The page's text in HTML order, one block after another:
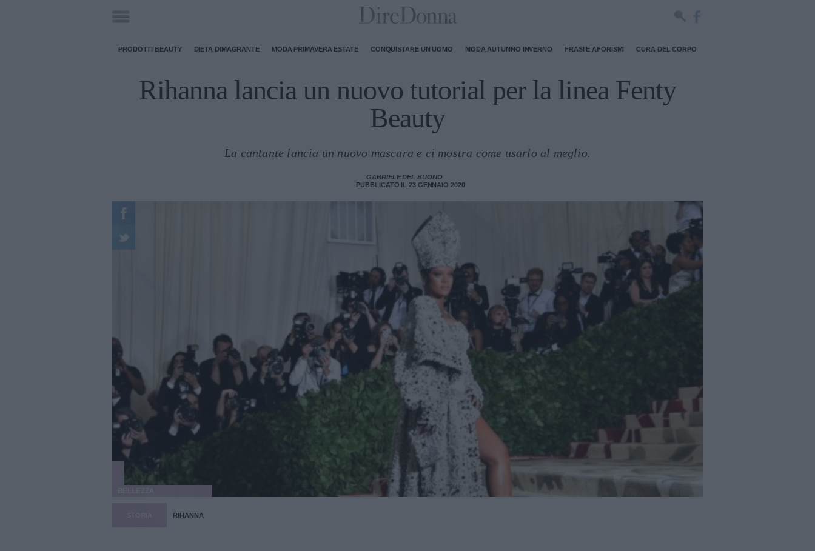
PRODOTTI BEAUTY DIETA DIMAGRANTE MODA PRIMAVERA ESTATE CONQUISTARE UN UOMO MODA AUTUNNO INVERNO FRASI E AFORISMI CURA DEL CORPO
Rihanna lancia un nuovo tutorial per la linea Fenty
Beauty
La cantante lancia un nuovo mascara e ci mostra come usarlo al meglio.
GABRIELE DEL BUONO
PUBBLICATO IL 23 GENNAIO 2020
RIHANNA